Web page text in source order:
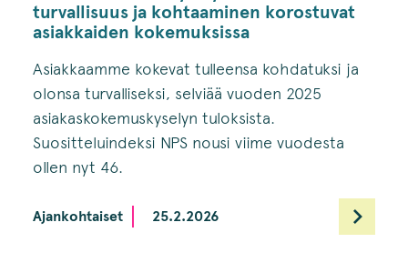
turvallisuus ja kohtaaminen korostuvat
asiakkaiden kokemuksissa
Asiakkaamme kokevat tulleensa kohdatuksi ja
olonsa turvalliseksi, selviää vuoden 2025
asiakaskokemuskyselyn tuloksista.
Suositteluindeksi NPS nousi viime vuodesta
ollen nyt 46.
Ajankohtaiset 25.2.2026